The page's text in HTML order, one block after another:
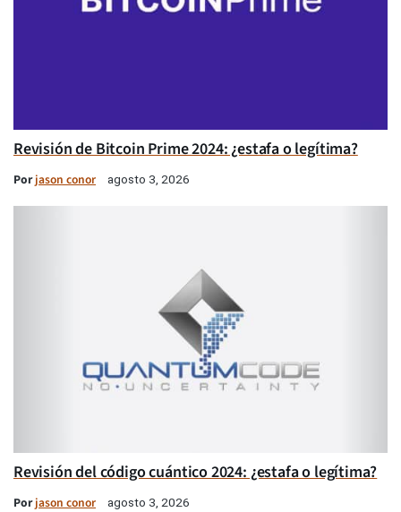
Revisión de Bitcoin Prime 2024: ¿estafa o legítima?
Porjason conor agosto 3, 2026
Revisión del código cuántico 2024: ¿estafa o legítima?
Porjason conor agosto 3, 2026